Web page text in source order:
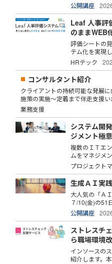
公開講座
Leaf 人事評
のままWEB
評価シートの
テム化を実現し
HRテック
コンサルタント紹介
クライアントの持続可能な発展
施策の実施～定着まで伴走支援い
業務支援
システム開
ジメント極
複数のＩＴエ
ムをマネジメ
プロジェクト
生成ＡＩ実
大人気の「Ａ
７/10(金)の51
公開講座
ストレスチ
ら職場環境
インソースの
紹介します。